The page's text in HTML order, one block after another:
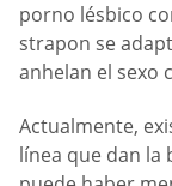
porno lésbico
strapon se
anhelan el sexo
Actualmente,
línea que dan la